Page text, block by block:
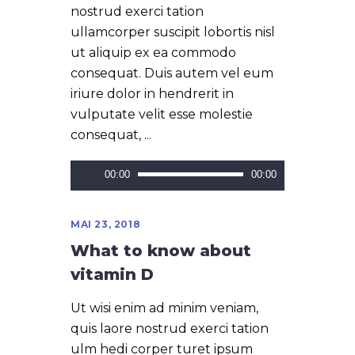
nostrud exerci tation
ullamcorper suscipit lobortis nisl
ut aliquip ex ea commodo
consequat. Duis autem vel eum
iriure dolor in hendrerit in
vulputate velit esse molestie
consequat,
Lecteur
audio
00:00 00:00
MAI 23, 2018
What to know about
vitamin D
Ut wisi enim ad minim veniam,
quis laore nostrud exerci tation
ulm hedi corper turet ipsum